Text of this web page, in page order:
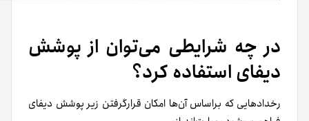
در چه شرایطی می‌توان از پوشش
دیفای استفاده کرد؟
رخدادهایی که بر‌اساس آن‌ها امکان قرار‌گرفتن زیر پوشش دیفای